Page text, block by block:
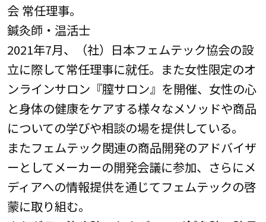
会 常任理事。
鍼灸師・温活士
2021年7月、（社）日本フェムテック協会の設
立に際して常任理事に就任。また女性限定のオ
ンラインサロン『膣サロン』を開催、女性の心
と身体の健康をケアする様々なメソッドや商品
についての学びや相談の場を提供している。
またフェムテック関連の商品開発のアドバイザ
ーとしてメーカーの開発会議に参加、さらにメ
ディアへの情報提供を通じてフェムテックの啓
蒙に取り組む。